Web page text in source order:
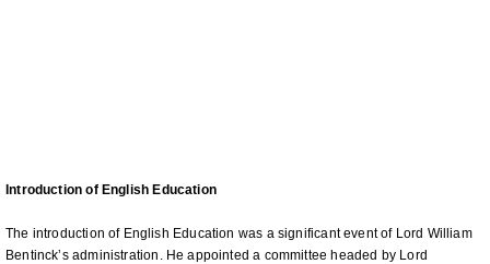
Introduction of English Education
The introduction of English Education was a significant event of Lord William
Bentinck’s administration. He appointed a committee headed by Lord